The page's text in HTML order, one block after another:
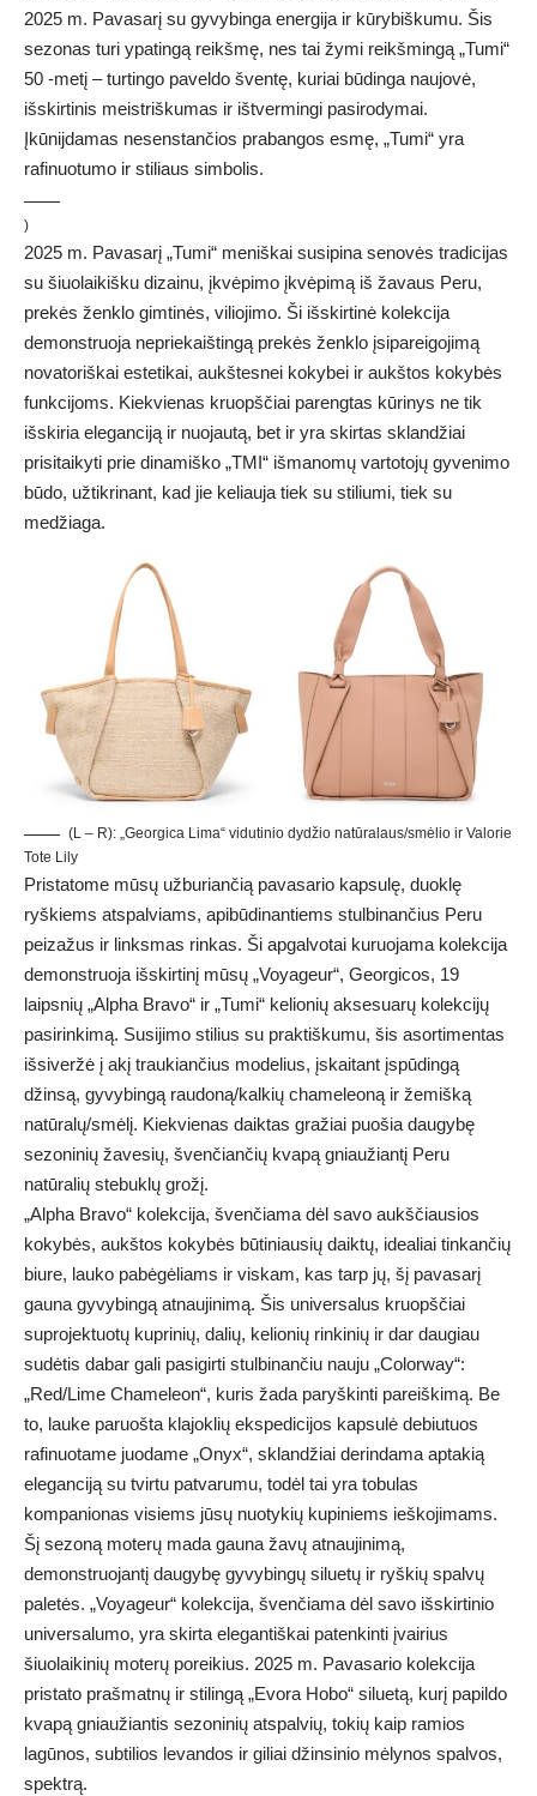
2025 m. Pavasarį su gyvybinga energija ir kūrybiškumu. Šis
sezonas turi ypatingą reikšmę, nes tai žymi reikšmingą „Tumi“
50 -metį – turtingo paveldo šventę, kuriai būdinga naujovė,
išskirtinis meistriškumas ir ištvermingi pasirodymai.
Įkūnijdamas nesenstančios prabangos esmę, „Tumi“ yra
rafinuotumo ir stiliaus simbolis.
)
2025 m. Pavasarį „Tumi“ meniškai susipina senovės tradicijas
su šiuolaikišku dizainu, įkvėpimo įkvėpimą iš žavaus Peru,
prekės ženklo gimtinės, viliojimo. Ši išskirtinė kolekcija
demonstruoja nepriekaištingą prekės ženklo įsipareigojimą
novatoriškai estetikai, aukštesnei kokybei ir aukštos kokybės
funkcijoms. Kiekvienas kruopščiai parengtas kūrinys ne tik
išskiria eleganciją ir nuojautą, bet ir yra skirtas sklandžiai
prisitaikyti prie dinamiško „TMI“ išmanomų vartotojų gyvenimo
būdo, užtikrinant, kad jie keliauja tiek su stiliumi, tiek su
medžiaga.
(L – R): „Georgica Lima“ vidutinio dydžio natūralaus/smėlio ir Valorie
Tote Lily
Pristatome mūsų užburiančią pavasario kapsulę, duoklę
ryškiems atspalviams, apibūdinantiems stulbinančius Peru
peizažus ir linksmas rinkas. Ši apgalvotai kuruojama kolekcija
demonstruoja išskirtinį mūsų „Voyageur“, Georgicos, 19
laipsnių „Alpha Bravo“ ir „Tumi“ kelionių aksesuarų kolekcijų
pasirinkimą. Susijimo stilius su praktiškumu, šis asortimentas
išsiveržė į akį traukiančius modelius, įskaitant įspūdingą
džinsą, gyvybingą raudoną/kalkių chameleoną ir žemišką
natūralų/smėlį. Kiekvienas daiktas gražiai puošia daugybę
sezoninių žavesių, švenčiančių kvapą gniaužiantį Peru
natūralių stebuklų grožį.
„Alpha Bravo“ kolekcija, švenčiama dėl savo aukščiausios
kokybės, aukštos kokybės būtiniausių daiktų, idealiai tinkančių
biure, lauko pabėgėliams ir viskam, kas tarp jų, šį pavasarį
gauna gyvybingą atnaujinimą. Šis universalus kruopščiai
suprojektuotų kuprinių, dalių, kelionių rinkinių ir dar daugiau
sudėtis dabar gali pasigirti stulbinančiu nauju „Colorway“:
„Red/Lime Chameleon“, kuris žada paryškinti pareiškimą. Be
to, lauke paruošta klajoklių ekspedicijos kapsulė debiutuos
rafinuotame juodame „Onyx“, sklandžiai derindama aptakią
eleganciją su tvirtu patvarumu, todėl tai yra tobulas
kompanionas visiems jūsų nuotykių kupiniems ieškojimams.
Šį sezoną moterų mada gauna žavų atnaujinimą,
demonstruojantį daugybę gyvybingų siluetų ir ryškių spalvų
paletės. „Voyageur“ kolekcija, švenčiama dėl savo išskirtinio
universalumo, yra skirta elegantiškai patenkinti įvairius
šiuolaikinių moterų poreikius. 2025 m. Pavasario kolekcija
pristato prašmatnų ir stilingą „Evora Hobo“ siluetą, kurį papildo
kvapą gniaužiantis sezoninių atspalvių, tokių kaip ramios
lagūnos, subtilios levandos ir giliai džinsinio mėlynos spalvos,
spektrą.